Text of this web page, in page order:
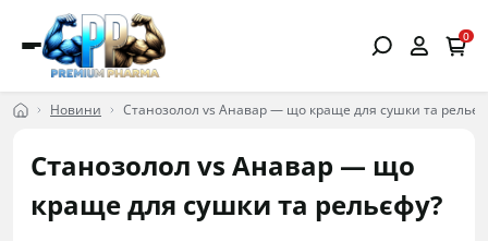
0
Новини Станозолол vs Анавар — що краще для сушки та
Станозолол vs Анавар — що
краще для сушки та рельєфу?